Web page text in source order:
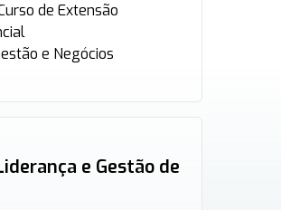
de Extensão
e Negócios
e Gestão de